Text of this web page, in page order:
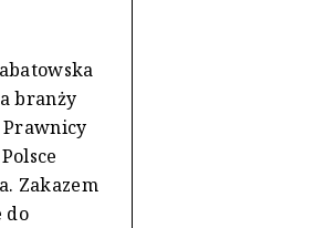
branży
Prawnicy
Zakazem
do